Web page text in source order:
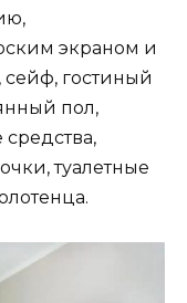
экраном и
сейф, гостиный
пол,
туалетные